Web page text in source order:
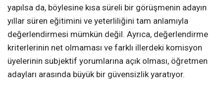
yapılsa da, böylesine kısa süreli bir görüşmenin adayın
yıllar süren eğitimini ve yeterliliğini tam anlamıyla
değerlendirmesi mümkün değil. Ayrıca, değerlendirme
kriterlerinin net olmaması ve farklı illerdeki komisyon
üyelerinin subjektif yorumlarına açık olması, öğretmen
adayları arasında büyük bir güvensizlik yaratıyor.